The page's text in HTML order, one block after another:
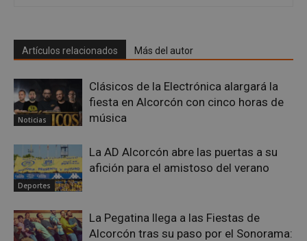
Artículos relacionados Más del autor
Noticias
Clásicos de la Electrónica alargará la
fiesta en Alcorcón con cinco horas de
música
Deportes
La AD Alcorcón abre las puertas a su
afición para el amistoso del verano
La Pegatina llega a las Fiestas de
Alcorcón tras su paso por el Sonorama:
AWSALBCORS
Amazon.com
Inc.
embed.bsky.app
1 semana